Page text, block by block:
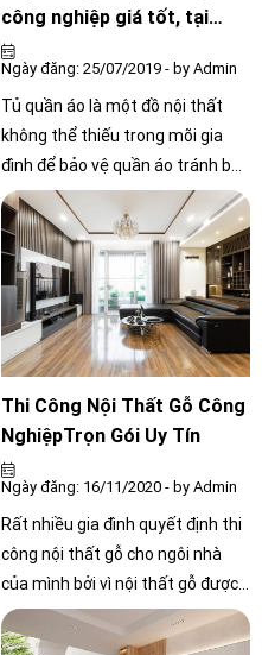
công nghiệp giá tốt, tại
tphcm
Ngày đăng: 25/07/2019 - by Admin
Tủ quần áo là một đồ nội thất
không thể thiếu trong mõi gia
đình để bảo vệ quần áo tránh bụi
bẩn và giúp cho gia đình gọn
gàng hơn, do đó đóng tủ quần áo
ở quận gò vấp là cần thiết cho
khách hàng tại đây. Hãy liên hệ
NỘI THẤT CÔNG CHÍNH để đóng
tủ quần áo uy tín chuyên nghiệp
và giá rẻ tại quận gò vấp.
Thi Công Nội Thất Gỗ Công
NghiệpTrọn Gói Uy Tín
Ngày đăng: 16/11/2020 - by Admin
Rất nhiều gia đình quyết định thi
công nội thất gỗ cho ngôi nhà
của mình bởi vì nội thất gỗ được
yêu thích nhất hiện nay, vừa
mang lại vẻ đẹp, tiện nghi mà giá